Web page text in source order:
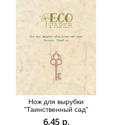
Нож для вырубки
"Таинственный сад"
6.45 р.